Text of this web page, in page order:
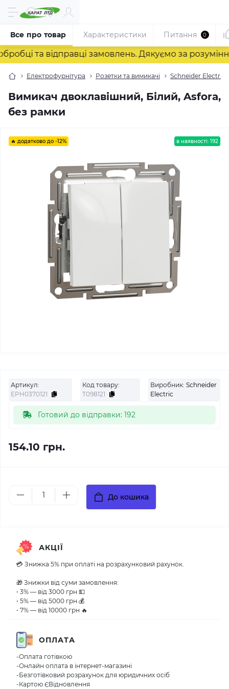
та відправці замовлень. Дякуємо за розуміння!
Електрофурнітура Розетки та вимикачі Schneider Electric
Вимикач двоклавішний, Білий, Asfora,
без рамки
Все про товар Характеристики Питання 0
🔥 додатково до -12% в наявності: 192
Артикул:
EPH0370121
Код товару:
Т098121
Виробник: Schneider
Electric
Готовий до відправки: 192
154.10 грн.
До кошика
АКЦІЇ
💳 Знижка 5% при оплаті на розрахунковий рахунок.
🎁 Знижки від суми замовлення:
• 3% — від 3000 грн 💵
• 5% — від 5000 грн 💰
• 7% — від 10000 грн 🔥
ОПЛАТА
-Оплата готівкою
-Онлайн оплата в інтернет-магазині
-Безготівковий розрахунок для юридичних осіб
-Картою ЄВідновлення